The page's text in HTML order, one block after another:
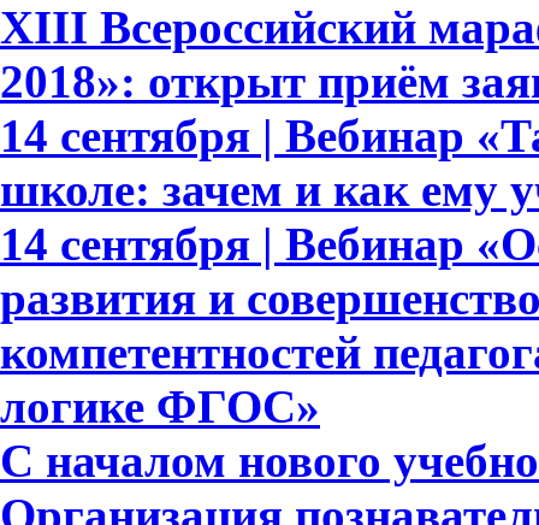
XIII Всероссийский
2018»: открыт приём
14 сентября | Вебинар
школе: зачем и как ему
14 сентября | Вебинар
развития и
компетентностей
логике ФГОС»
С началом нового